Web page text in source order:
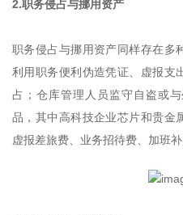
2.职务侵占与挪用资产
职务侵占与挪用资产同样存在多
利用职务便利伪造凭证、虚报支
占；仓库管理人员监守自盗或
品，其中高科技企业芯片和贵金
虚报差旅费、业务招待费、加班